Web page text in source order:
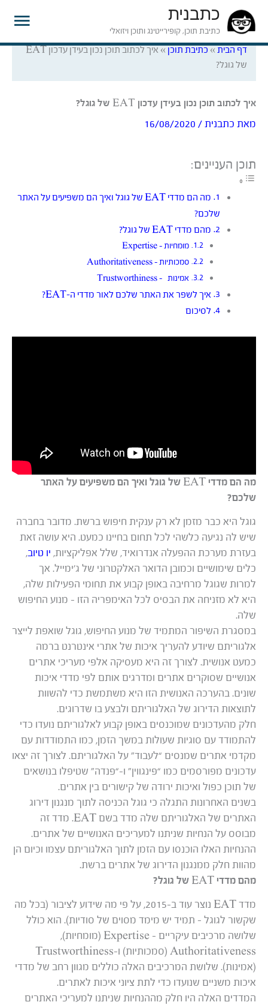
כתבנית
כתיבת תוכן, קופירייטינג ותוכן ויזואלי
דף הבית » כתיבת תוכן »
איך לכתוב תוכן נכון בעידן עדכון EAT
של גוגל?
איך לכתוב תוכן נכון בעידן עדכון EAT של גוגל?
מאת כתבנית/
16/08/2020
תוכן העניינים:
מה הם מדדי EAT של גוגל ואיך הם משפיעים על האתר
שלכם?
מהם מדדי EAT של גוגל?
מומחיות – Expertise
סמכותיות – Authoritativeness
אמינות – Trustworthiness
איך לשפר את האתר שלכם לאור מדדי ה-EAT?
לסיכום
מה הם מדדי EAT של גוגל ואיך הם משפיעים על האתר
שלכם?
גוגל היא כבר מזמן לא רק ענקית חיפוש ברשת. מדובר בחברה
שיש לה נגיעה כלשהי לכל תחום בחיינו כמעט. היא עושה זאת
בעזרת מערכת ההפעלה אנדרואיד, שלל אפליקציות, יו טיוב,
כלים שימושיים וכמובן הדואר האלקטרוני של ג’ימייל. אך
למרות שגוגל מרחיבה באופן קבוע את תחומי הפעילות שלה,
היא לא מזניחה את הבסיס לכל האימפריה הזו – מנוע החיפוש
שלה.
במסגרת השיפור המתמיד של מנוע החיפוש, גוגל שואפת לייצר
אלגוריתם שיודע להעריך איכות של אתרי אינטרנט ברמה
כמעט אנושית. לצורך זה היא מעסיקה אלפי מעריכי אתרים
אנושיים שסוקרים אתרים ומדרגים אותם לפי מדדי איכות
שונים. בהערכה האנושית הזו היא משתמשת כדי להשוות
לתוצאות הדירוג של האלגוריתם ולבצע בו שדרוגים.
חלק מהעדכונים שמוכנסים באופן קבוע לאלגוריתם נועדו כדי
להתמודד עם סוגיות שעולות במשך הזמן, כמו התמודדות עם
מקדמי אתרים שמנסים “לעבוד” על האלגוריתם. לצורך זה יצאו
עדכונים מפורסמים כמו “פינגווין” ו-“פנדה” שטיפלו בנושאים
של תוכן כפול ואיכות ירודה של קישורים בין אתרים.
בשנים האחרונות התגלה כי גוגל הכניסה לתוך מנגנון דירוג
האתרים של האלגוריתם שלה מדד בשם EAT. מדד זה
מבוסס על הנחיות שניתנו למעריכים האנושיים של אתרים.
ההנחיות האלו הוכנסו עם הזמן לתוך האלגוריתם עצמו וכיום הן
מהוות חלק ממנגנון הדירוג של אתרים ברשת.
מהם מדדי EAT של גוגל?
מדד EAT נוצר עוד ב-2015, על פי מה שידוע לציבור (בכל מה
שקשור לגוגל – תמיד יש מימד מסוים של סודיות). הוא כולל
שלושה מרכיבים עיקריים – Expertise (מומחיות),
Authoritativeness (סמכותיות) ו-Trustworthiness
(אמינות). שלושת המרכיבים האלה כוללים מגוון רחב של מדדי
איכות משניים שנועדו כדי לתת ציוני איכות לאתרים.
המדדים האלה היו חלק מההנחיות שניתנו למעריכי האתרים